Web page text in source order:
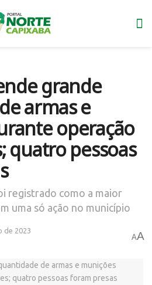
grande
armas e
operação
quatro pessoas
registrado como a maior
uma só ação no município
de 2023
AA